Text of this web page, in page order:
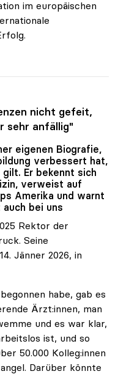
im europäischen
nicht gefeit,
sehr anfällig"
eigenen Biografie,
verbessert hat,
Er bekennt sich
verweist auf
Amerika und warnt
bei uns
Rektor der
Seine
Jänner 2026, in
habe, gab es
Ärzt:innen, man
und es war klar,
ist, und so
50.000 Kolleg:innen
Darüber könnte